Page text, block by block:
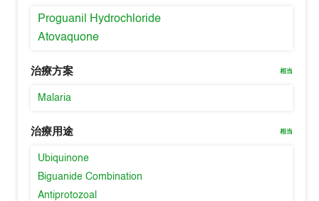
Proguanil Hydrochloride
Atovaquone
治療方案 相当
Malaria
治療用途 相当
Ubiquinone
Biguanide Combination
Antiprotozoal